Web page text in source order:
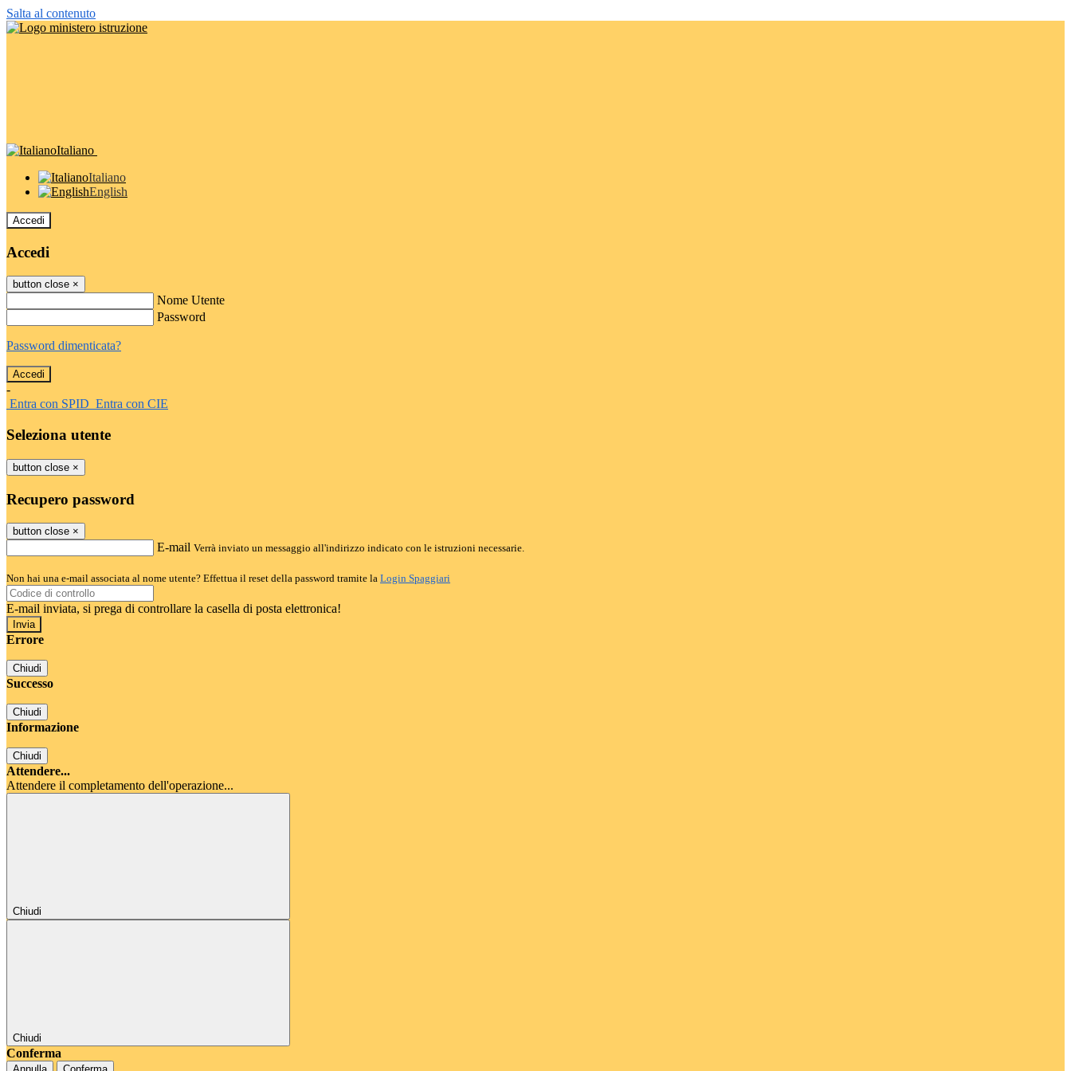
Salta al contenuto
Italiano
Italiano
English
Accedi
Accedi
button close ×
Nome Utente
Password
Password dimenticata?
-
Entra con SPID Entra con CIE
Seleziona utente
button close ×
Recupero password
button close ×
E-mail Verrà inviato un messaggio all'indirizzo indicato con le istruzioni necessarie.
Non hai una e-mail associata al nome utente? Effettua il reset della password tramite la Login Spaggiari
E-mail inviata, si prega di controllare la casella di posta elettronica!
Errore
Chiudi
Successo
Chiudi
Informazione
Chiudi
Attendere...
Attendere il completamento dell'operazione...
Chiudi
Chiudi
Conferma